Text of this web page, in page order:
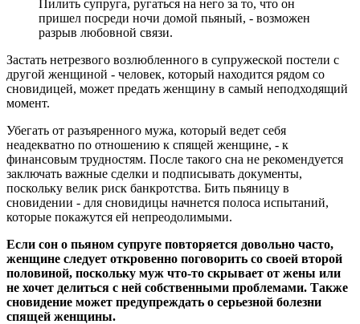
Пилить супруга, ругаться на него за то, что он
пришел посреди ночи домой пьяный, - возможен
разрыв любовной связи.
Застать нетрезвого возлюбленного в супружеской постели с
другой женщиной - человек, который находится рядом со
сновидицей, может предать женщину в самый неподходящий
момент.
Убегать от разъяренного мужа, который ведет себя
неадекватно по отношению к спящей женщине, - к
финансовым трудностям. После такого сна не рекомендуется
заключать важные сделки и подписывать документы,
поскольку велик риск банкротства. Бить пьяницу в
сновидении - для сновидицы начнется полоса испытаний,
которые покажутся ей непреодолимыми.
Если сон о пьяном супруге повторяется довольно часто,
женщине следует откровенно поговорить со своей второй
половиной, поскольку муж что-то скрывает от жены или
не хочет делиться с ней собственными проблемами. Также
сновидение может предупреждать о серьезной болезни
спящей женщины.